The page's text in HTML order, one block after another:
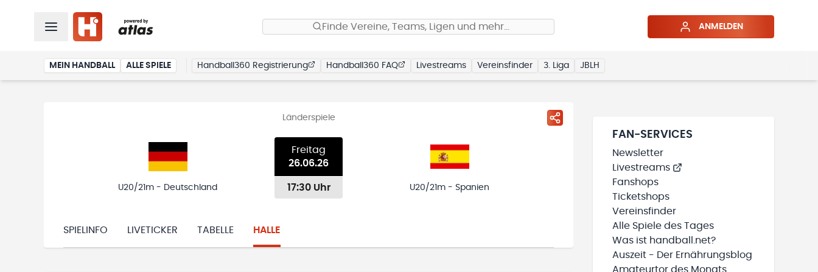
Finde Vereine, Teams, Ligen und mehr… ANMELDEN
MEIN HANDBALL ALLE SPIELE Handball360 Registrierung Handball360 FAQ Livestreams Vereinsfinder 3. Liga JBLH
Länderspiele
U20/21m - Deutschland
Freitag
26.06.26
17:30 Uhr U20/21m - Spanien
SPIELINFO LIVETICKER TABELLE HALLE
FAN-SERVICES
Newsletter
Livestreams
Fanshops
Ticketshops
Vereinsfinder
Alle Spiele des Tages
Was ist handball.net?
Auszeit - Der Ernährungsblog
Amateurtor des Monats